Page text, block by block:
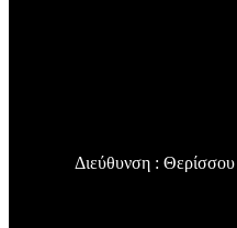
Διεύθυνση :